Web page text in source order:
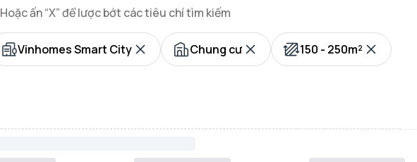
Hoặc ấn “X” để lược bớt các tiêu chí tìm kiếm
Vinhomes Smart City Chung cư 150 - 250m²